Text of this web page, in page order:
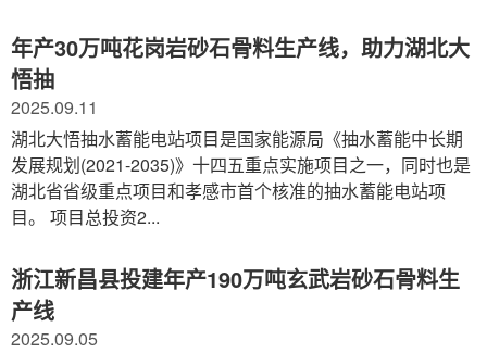
年产30万吨花岗岩砂石骨料生产线，助力湖北大
悟抽
2025.09.11
湖北大悟抽水蓄能电站项目是国家能源局《抽水蓄能中长期
发展规划(2021-2035)》十四五重点实施项目之一，同时也是
湖北省省级重点项目和孝感市首个核准的抽水蓄能电站项
目。 项目总投资2...
浙江新昌县投建年产190万吨玄武岩砂石骨料生
产线
2025.09.05